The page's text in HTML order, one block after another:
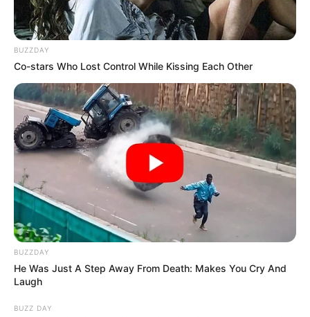
BUZZDAY
Co-stars Who Lost Control While Kissing Each Other
BUZZDAY
He Was Just A Step Away From Death: Makes You Cry And
Laugh
BUZZ DAY